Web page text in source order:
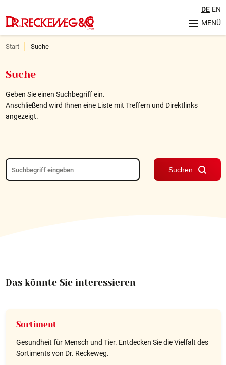
DE EN
MENÜ
Unternehmen
Philosophie
Sortiment
Service
Personalwesen / Finanzen
Registrierung / Zulassung / Med. Wissenschaften
Fachkreise
Start Suche
Suche
Geben Sie einen Suchbegriff ein.
Anschließend wird Ihnen eine Liste mit Treffern und Direktlinks
angezeigt.
Suchen
Das könnte Sie interessieren
Sortiment
Gesundheit für Mensch und Tier. Entdecken Sie die Vielfalt des
Sortiments von Dr. Reckeweg.